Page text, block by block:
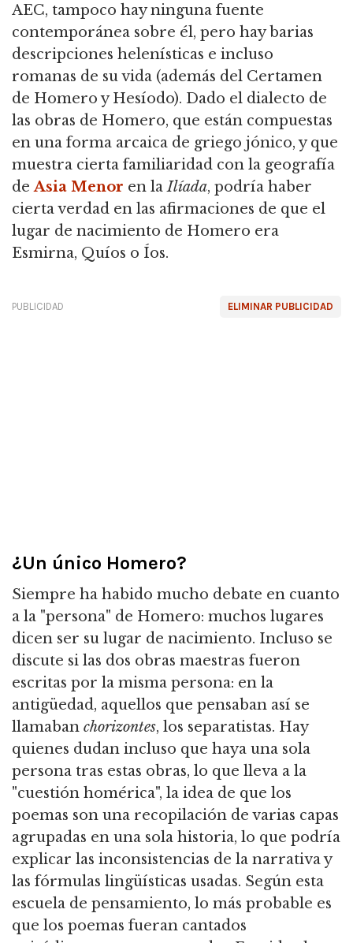
AEC, tampoco hay ninguna fuente
contemporánea sobre él, pero hay barias
descripciones helenísticas e incluso
romanas de su vida (además del Certamen
de Homero y Hesíodo). Dado el dialecto de
las obras de Homero, que están compuestas
en una forma arcaica de griego jónico, y que
muestra cierta familiaridad con la geografía
deAsia Menor en laIlíada, podría haber
cierta verdad en las afirmaciones de que el
lugar de nacimiento de Homero era
Esmirna, Quíos o Íos.
ELIMINAR PUBLICIDAD
PUBLICIDAD
¿Un único Homero?
Siempre ha habido mucho debate en cuanto
a la "persona" de Homero: muchos lugares
dicen ser su lugar de nacimiento. Incluso se
discute si las dos obras maestras fueron
escritas por la misma persona: en la
antigüedad, aquellos que pensaban así se
llamaban chorizontes, los separatistas. Hay
quienes dudan incluso que haya una sola
persona tras estas obras, lo que lleva a la
"cuestión homérica", la idea de que los
poemas son una recopilación de varias capas
agrupadas en una sola historia, lo que podría
explicar las inconsistencias de la narrativa y
las fórmulas lingüísticas usadas. Según esta
escuela de pensamiento, lo más probable es
que los poemas fueran cantados